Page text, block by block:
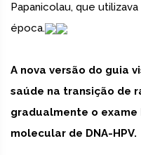
Papanicolau, que
época.
A nova versão do guia
saúde na transição de
gradualmente o
molecular de DNA-HPV.